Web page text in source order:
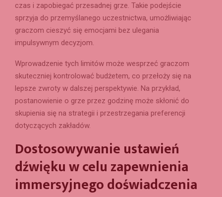
czas i zapobiegać przesadnej grze. Takie podejście
sprzyja do przemyślanego uczestnictwa, umożliwiając
graczom cieszyć się emocjami bez ulegania
impulsywnym decyzjom.
Wprowadzenie tych limitów może wesprzeć graczom
skuteczniej kontrolować budżetem, co przełoży się na
lepsze zwroty w dalszej perspektywie. Na przykład,
postanowienie o grze przez godzinę może skłonić do
skupienia się na strategii i przestrzegania preferencji
dotyczących zakładów.
Dostosowywanie ustawień
dźwięku w celu zapewnienia
immersyjnego doświadczenia